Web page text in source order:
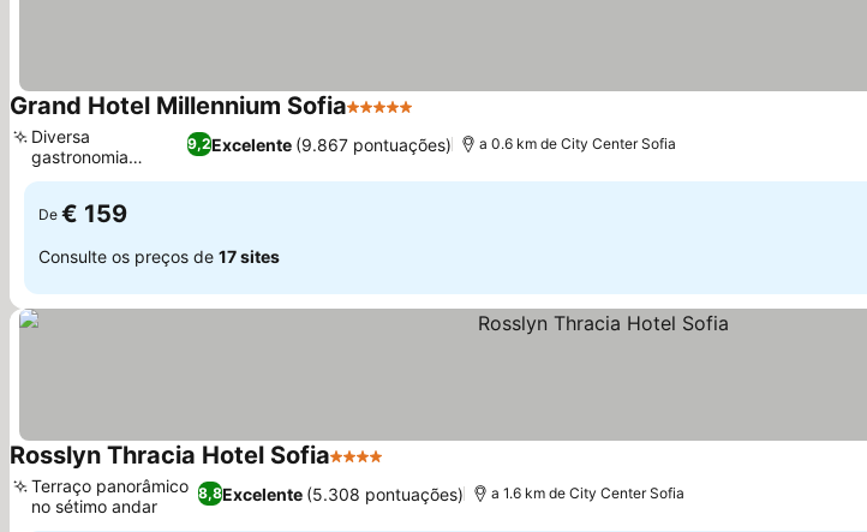
Grand Hotel Millennium Sofia5 Estrelas
9,2Excelente (9.867 pontuações)
Diversa
gastronomia
internacional
a 0.6 km de City Center Sofia
De € 159
Consulte os preços de 17 sites
Rosslyn Thracia Hotel Sofia4 Estrelas
8,8Excelente (5.308 pontuações)
Terraço panorâmico
no sétimo andar
a 1.6 km de City Center Sofia